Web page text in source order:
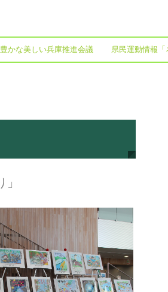
かな美しい兵庫推進会議 県民運動情報